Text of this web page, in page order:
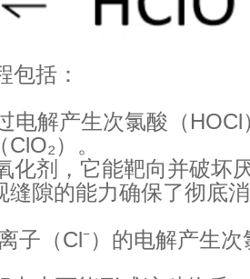
包括：
电解产生次氯酸（HOCl
）。
化剂，它能靶向并破坏
隙的能力确保了彻底
子（Cl⁻）的电解产生